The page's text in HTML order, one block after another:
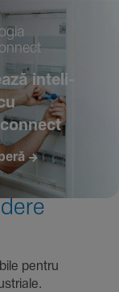
inte­li­
pentru
indus­triale.